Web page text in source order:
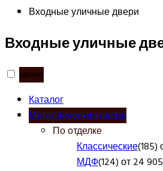
Входные уличные двери
Входные уличные
меню
Каталог
Металлические двери
По отделке
Классические(185)
МДФ(124) от 24